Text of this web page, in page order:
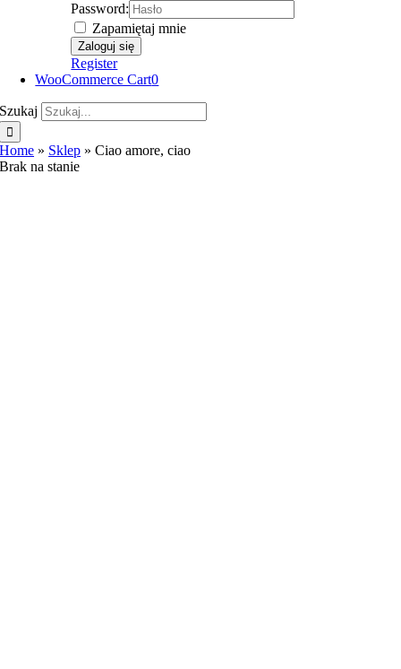
Password:
Zapamiętaj mnie
Register
WooCommerce Cart0
Szukaj
Home » Sklep »Ciao amore, ciao
Brak na stanie